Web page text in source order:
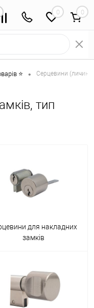
0
⭐ • Серцевини
тип
для накладних
замків